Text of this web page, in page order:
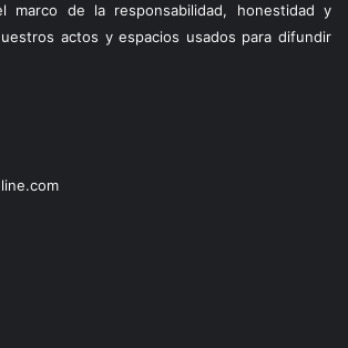
marco de la responsabilidad, honestidad y
actos y espacios usados para difundir